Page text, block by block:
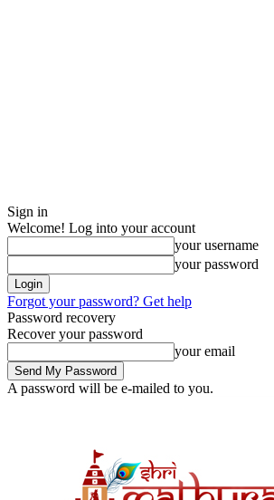
Sign in
Welcome! Log into your account
your username
your password
Forgot your password? Get help
Password recovery
Recover your password
your email
A password will be e-mailed to you.